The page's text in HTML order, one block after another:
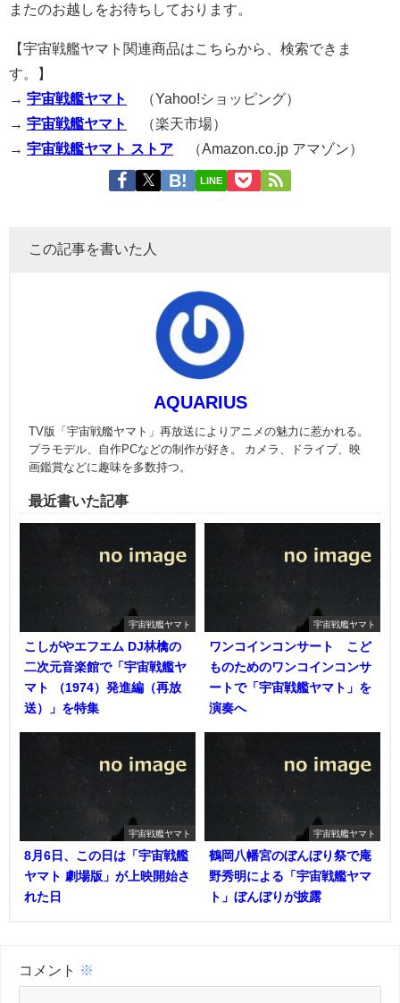
またのお越しをお待ちしております。
【宇宙戦艦ヤマト関連商品はこちらから、検索できま
す。】
→ 宇宙戦艦ヤマト
（Yahoo!ショッピング）
→ 宇宙戦艦ヤマト
（楽天市場）
→ 宇宙戦艦ヤマト ストア （Amazon.co.jp アマゾン）
LINE
この記事を書いた人
AQUARIUS
TV版「宇宙戦艦ヤマト」再放送によりアニメの魅力に惹かれる。
プラモデル、自作PCなどの制作が好き。 カメラ、ドライブ、映
画鑑賞などに趣味を多数持つ。
最近書いた記事
宇宙戦艦ヤマト
こしがやエフエム DJ林檎の
二次元音楽館で「宇宙戦艦ヤ
マト （1974）発進編（再放
送）」を特集
宇宙戦艦ヤマト
ワンコインコンサート こど
ものためのワンコインコンサ
ートで「宇宙戦艦ヤマト」を
演奏へ
宇宙戦艦ヤマト
8月6日、この日は「宇宙戦艦
ヤマト 劇場版」が上映開始さ
れた日
宇宙戦艦ヤマト
鶴岡八幡宮のぼんぼり祭で庵
野秀明による「宇宙戦艦ヤマ
ト」ぼんぼりが披露
コメント ※